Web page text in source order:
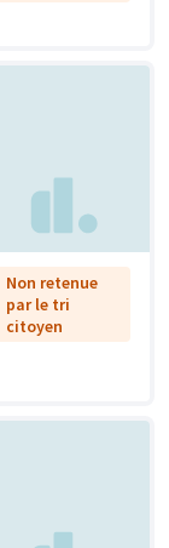
Non retenue
par le tri
citoyen